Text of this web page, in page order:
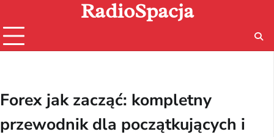
content
RadioSpacja
Forex jak zacząć: kompletny
przewodnik dla początkujących i